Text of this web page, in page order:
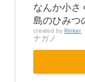
なんか小さ
島のひみつ
created by Rinker
ナガノ